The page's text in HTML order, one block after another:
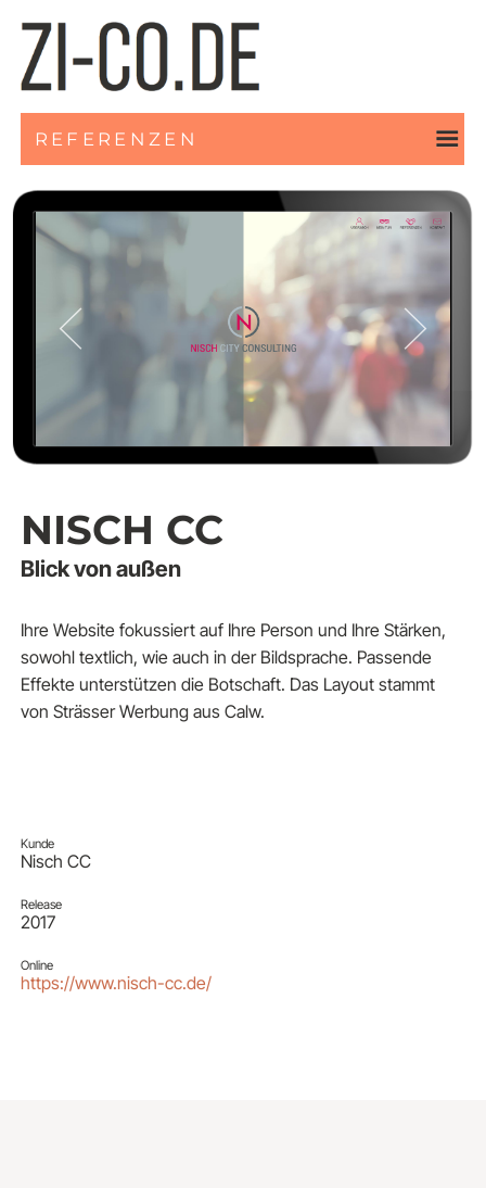
REFERENZEN
NISCH CC
Blick von außen
Ihre Website fokussiert auf Ihre Person und Ihre Stärken,
sowohl textlich, wie auch in der Bildsprache. Passende
Effekte unterstützen die Botschaft. Das Layout stammt
von Strässer Werbung aus Calw.
Kunde
Nisch CC
Release
2017
Online
https://www.nisch-cc.de/